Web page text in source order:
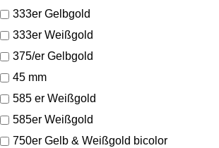
333er Gelbgold
333er Weißgold
375/er Gelbgold
45 mm
585 er Weißgold
585er Weißgold
750er Gelb & Weißgold bicolor